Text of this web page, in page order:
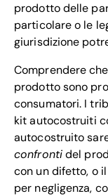
prodotto delle
particolare o le
giurisdizione
Comprendere
prodotto sono
consumatori. I
kit autocostruiti
autocostruito
confrontidel
con un difetto, o
per negligenza,